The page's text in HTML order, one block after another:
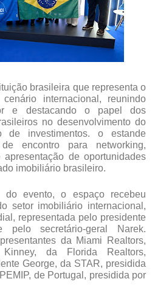
brasileira que representa o
internacional, reunindo
e destacando o papel dos
no desenvolvimento do
de investimentos. o estande
encontro para networking,
de oportunidades
imobiliário brasileiro.
evento, o espaço recebeu
setor imobiliário internacional,
representada pelo presidente
pelo secretário-geral Narek.
da Miami Realtors,
da Florida Realtors,
George, da STAR, presidida
de Portugal, presidida por